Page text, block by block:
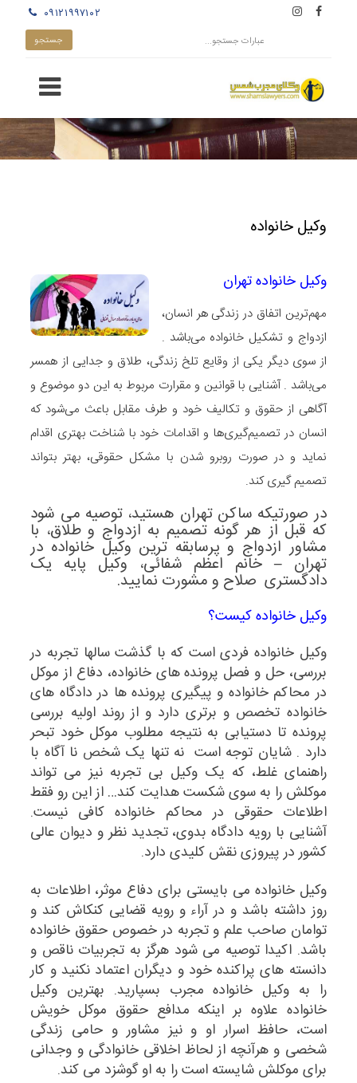
۰۹۱۲۱۹۹۷۱۰۲
وکیل خانواده
وکیل خانواده تهران
مهم‌ترین اتفاق در زندگی هر انسان،
ازدواج و تشکیل خانواده می‌باشد .
از سوی دیگر یکی از وقایع تلخ زندگی،‌ طلاق و جدایی از همسر
می‌باشد . آشنایی با قوانین و مقرارت مربوط به این دو موضوع و
آگاهی از حقوق و تکالیف خود و طرف مقابل باعث می‌شود که
انسان در تصمیم‌گیری‌ها و اقدامات خود با شناخت بهتری اقدام
نماید و در صورت روبرو شدن با مشکل حقوقی،‌ بهتر بتواند
تصمیم گیری کند.
در صورتیکه ساکن تهران هستید، توصیه می شود
که قبل از هر گونه تصمیم به ازدواج و طلاق، با
مشاور ازدواج و پرسابقه ترینوکیل خانواده در
تهران – خانم اعظم شفائی، وکیل پایه یک
دادگستری صلاح و مشورت نمایید.
وکیل خانواده کیست؟
وکیل خانوادهفردی است که با گذشت سالها تجربه در
بررسی، حل و فصل پرونده های خانواده، دفاع از موکل
در محاکم خانواده و پیگیری پرونده ها در دادگاه های
خانواده تخصص و برتری دارد و از روند اولیه بررسی
پرونده تا دستیابی به نتیجه مطلوب موکل خود تبحر
دارد . شایان توجه است نه تنها یک شخص نا آگاه با
راهنمای غلط، که یک وکیل بی تجربه نیز می تواند
موکلش را به سوی شکست هدایت کند… از این رو فقط
اطلاعات حقوقی در محاکم خانواده کافی نیست.
آشنایی با رویه دادگاه بدوی، تجدید نظر و دیوان عالی
کشور در پیروزی نقش کلیدی دارد.
وکیل خانواده می بایستی برای دفاع موثر، اطلاعات به
روز داشته باشد و در آراء و رویه قضایی کنکاش کند و
توامان صاحب علم و تجربه در خصوص حقوق خانواده
باشد. اکیدا توصیه می شود هرگز به تجربیات ناقص و
دانسته های پراکنده خود و دیگران اعتماد نکنید و کار
را به وکیل خانواده مجرب بسپارید. بهترین وکیل
خانواده علاوه بر اینکه مدافع حقوق موکل خویش
است، حافظ اسرار او و نیز مشاور و حامی زندگی
شخصی و هرآنچه از لحاظ اخلاقی خانوادگی و وجدانی
برای موکلش شایسته است را به او گوشزد می کند.